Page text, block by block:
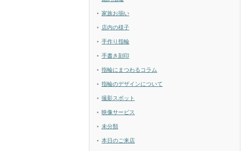
家族お揃い
店内の様子
手作り指輪
手書き刻印
指輪にまつわるコラム
指輪のデザインについて
撮影スポット
映像サービス
未分類
本日のご来店